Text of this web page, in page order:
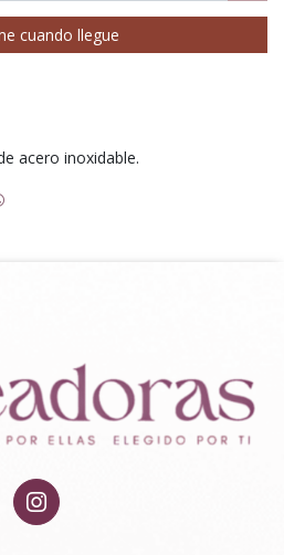
cuando llegue
acero inoxidable.